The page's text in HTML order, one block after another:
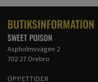
BUTIKSINFORMATION
SWEET POISON
Aspholmsvägen 2
702 27 Örebro
ÖPPETTIDER